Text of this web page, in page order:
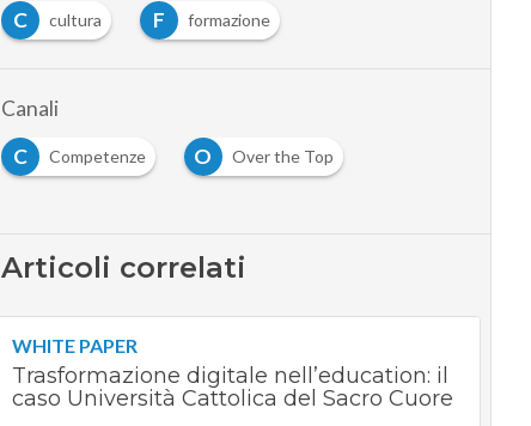
C
cultura F formazione
Canali
C
Competenze O Over the Top
Articoli correlati
WHITE PAPER
Trasformazione digitale nell’education: il
caso Università Cattolica del Sacro Cuore